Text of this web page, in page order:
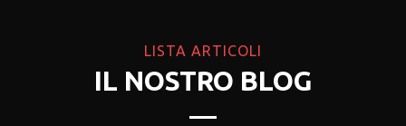
LISTA ARTICOLI
IL NOSTRO BLOG